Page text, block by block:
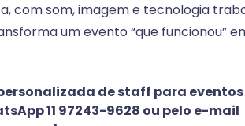
com som, imagem e tecnologia
um evento “que funcionou”
de staff para eventos
11 97243-9628 ou pelo e-mail